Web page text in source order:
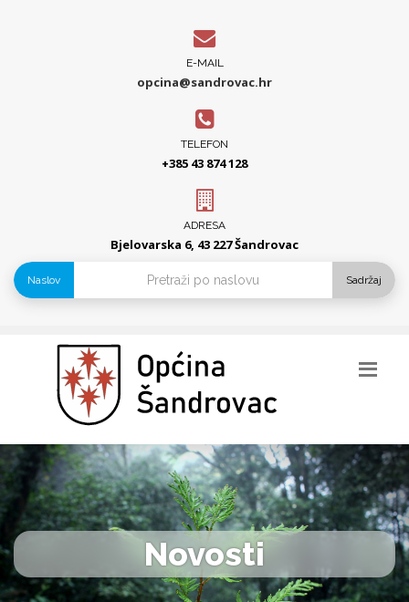
E-MAIL
opcina@sandrovac.hr
TELEFON
+385 43 874 128
ADRESA
Bjelovarska 6, 43 227 Šandrovac
Naslov Sadržaj
Novosti